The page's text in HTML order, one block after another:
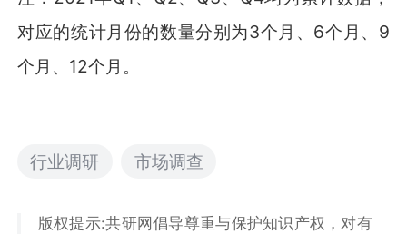
对应的统计月份的数量分别为3个月、6个月、9
个月、12个月。
行业调研 市场调查
版权提示:共研网倡导尊重与保护知识产权，对有